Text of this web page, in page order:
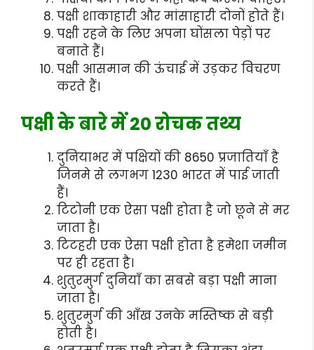
पक्षी शाकाहारी और मांसाहारी दोनों होते हैं।
पक्षी रहने के लिए अपना घोंसला पेड़ों पर
बनाते हैं।
पक्षी आसमान की ऊंचाई में उड़कर विचरण
करते हैं।
पक्षी के बारे में 20 रोचक तथ्य
दुनियाभर में पक्षियों की 8650 प्रजातियाँ है
जिनमे से लगभग 1230 भारत में पाई जाती
हैं।
टिटोनी एक ऐसा पक्षी होता है जो छूने से मर
जाता है।
टिटहरी एक ऐसा पक्षी होता है हमेशा जमीन
पर ही रहता है।
शुतुरमुर्ग दुनियाँ का सबसे बड़ा पक्षी माना
जाता है।
शुतुरमुर्ग की आँख उनके मस्तिष्क से बड़ी
होती है।